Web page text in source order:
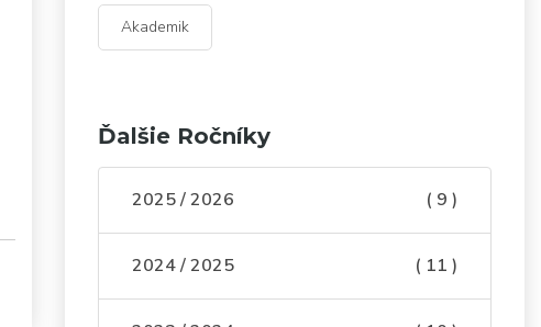
Akademik
Ďalšie Ročníky
2025 / 2026 ( 9 )
2024 / 2025 ( 11 )